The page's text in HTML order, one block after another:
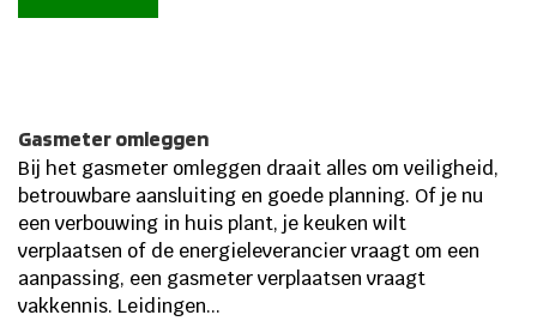
Gasmeter omleggen
Bij het gasmeter omleggen draait alles om veiligheid,
betrouwbare aansluiting en goede planning. Of je nu
een verbouwing in huis plant, je keuken wilt
verplaatsen of de energieleverancier vraagt om een
aanpassing, een gasmeter verplaatsen vraagt
vakkennis. Leidingen...